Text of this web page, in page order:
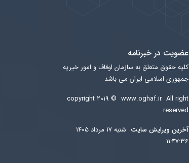
عضویت در خبرنامه
کلیه حقوق متعلق به سازمان اوقاف و امور خیریه
جمهوری اسلامی ایران می باشد
copyright ۲۰۱۹ © www.oghaf.ir All right
reserved
آخرين ويرايش سایت
شنبه 17 مرداد 1405
11:47:36